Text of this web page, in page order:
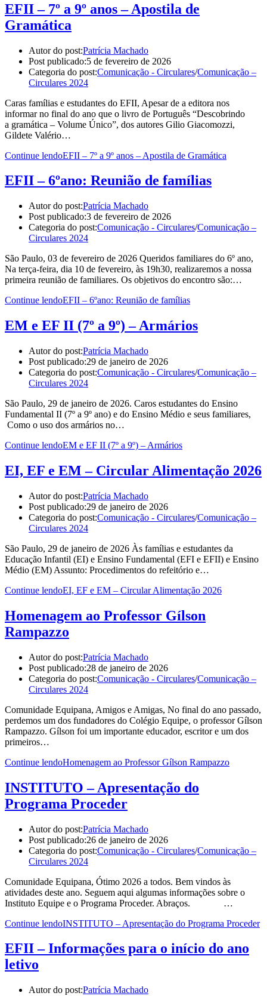
EFII – 7º a 9º anos – Apostila de
Gramática
Autor do post:Patrícia Machado
Post publicado:5 de fevereiro de 2026
Categoria do post:Comunicação - Circulares/Comunicação –
Circulares 2024
Caras famílias e estudantes do EFII, Apesar de a editora nos
informar no final do ano que o livro de Português “Descobrindo
a gramática – Volume Único”, dos autores Gilio Giacomozzi,
Gildete Valério…
Continue lendoEFII – 7º a 9º anos – Apostila de Gramática
EFII – 6ºano: Reunião de famílias
Autor do post:Patrícia Machado
Post publicado:3 de fevereiro de 2026
Categoria do post:Comunicação - Circulares/Comunicação –
Circulares 2024
São Paulo, 03 de fevereiro de 2026 Queridos familiares do 6º ano,
Na terça-feira, dia 10 de fevereiro, às 19h30, realizaremos a nossa
primeira reunião de familiares. Os objetivos do encontro são:…
Continue lendoEFII – 6ºano: Reunião de famílias
EM e EF II (7º a 9º) – Armários
Autor do post:Patrícia Machado
Post publicado:29 de janeiro de 2026
Categoria do post:Comunicação - Circulares/Comunicação –
Circulares 2024
São Paulo, 29 de janeiro de 2026. Caros estudantes do Ensino
Fundamental II (7º a 9º ano) e do Ensino Médio e seus familiares,
Como o uso dos armários no…
Continue lendoEM e EF II (7º a 9º) – Armários
EI, EF e EM – Circular Alimentação 2026
Autor do post:Patrícia Machado
Post publicado:29 de janeiro de 2026
Categoria do post:Comunicação - Circulares/Comunicação –
Circulares 2024
São Paulo, 29 de janeiro de 2026 Às famílias e estudantes da
Educação Infantil (EI) e Ensino Fundamental (EFI e EFII) e Ensino
Médio (EM) Assunto: Procedimentos do refeitório e…
Continue lendoEI, EF e EM – Circular Alimentação 2026
Homenagem ao Professor Gílson
Rampazzo
Autor do post:Patrícia Machado
Post publicado:28 de janeiro de 2026
Categoria do post:Comunicação - Circulares/Comunicação –
Circulares 2024
Comunidade Equipana, Amigos e Amigas, No final do ano passado,
perdemos um dos fundadores do Colégio Equipe, o professor Gílson
Rampazzo. Gílson foi um importante educador, escritor e um dos
primeiros…
Continue lendoHomenagem ao Professor Gílson Rampazzo
INSTITUTO – Apresentação do
Programa Proceder
Autor do post:Patrícia Machado
Post publicado:26 de janeiro de 2026
Categoria do post:Comunicação - Circulares/Comunicação –
Circulares 2024
Comunidade Equipana, Ótimo 2026 a todos. Bem vindos às
atividades deste ano. Seguem aqui algumas informações sobre o
Instituto Equipe e o Programa Proceder. Abraços. …
Continue lendoINSTITUTO – Apresentação do Programa Proceder
EFII – Informações para o início do ano
letivo
Autor do post:Patrícia Machado